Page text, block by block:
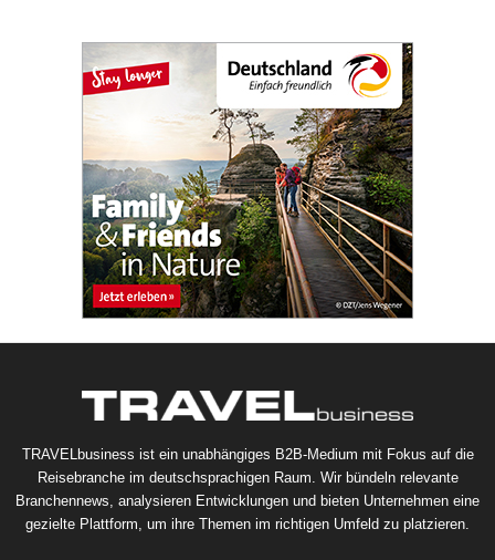
TRAVELbusiness ist ein unabhängiges B2B-Medium mit Fokus auf die
Reisebranche im deutschsprachigen Raum. Wir bündeln relevante
Branchennews, analysieren Entwicklungen und bieten Unternehmen eine
gezielte Plattform, um ihre Themen im richtigen Umfeld zu platzieren.